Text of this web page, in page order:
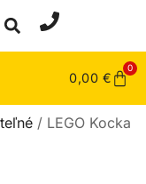
0,00 €
0
/ LEGO Kocka